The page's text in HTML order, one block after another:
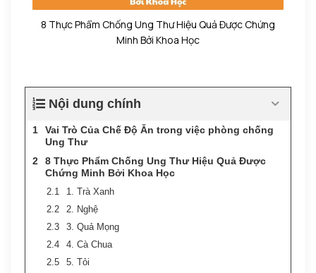
8 Thực Phẩm Chống Ung Thư Hiệu Quả Được Chứng
Minh Bởi Khoa Học
Nội dung chính
Vai Trò Của Chế Độ Ăn trong việc phòng chống
Ung Thư
8 Thực Phẩm Chống Ung Thư Hiệu Quả Được
Chứng Minh Bởi Khoa Học
1. Trà Xanh
2. Nghệ
3. Quả Mọng
4. Cà Chua
5. Tỏi